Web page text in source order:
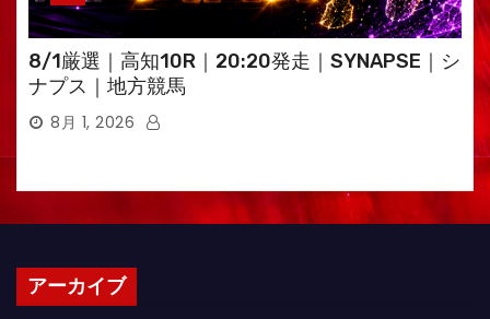
8/1厳選｜高知10R｜20:20発走｜SYNAPSE｜シ
ナプス｜地方競馬
8月 1, 2026
アーカイブ